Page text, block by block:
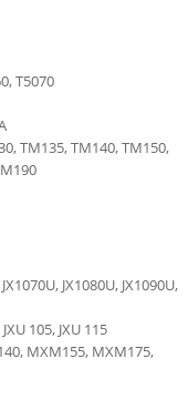
T5070
TM135, TM140, TM150,
JX1080U, JX1090U,
105, JXU 115
MXM155, MXM175,